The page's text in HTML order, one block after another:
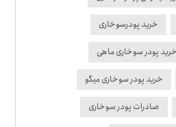
خرید پودرسوخاری
خرید پودر سوخاری ماهی
خرید پودر سوخاری میگو
صادرات پودر سوخاری